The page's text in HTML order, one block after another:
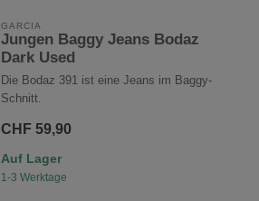
GARCIA
Jungen Baggy Jeans Bodaz
Dark Used
Die Bodaz 391 ist eine Jeans im Baggy-
Schnitt.
CHF 59,90
Auf Lager
1-3 Werktage